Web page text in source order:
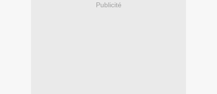
Publicité